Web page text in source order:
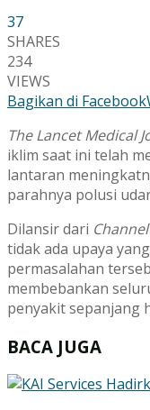
37
SHARES
234
VIEWS
Bagikan di Facebook
The Lancet Medical
iklim saat ini telah
lantaran
parahnya polusi
Dilansir dari
tidak ada upaya
permasalahan
membebankan
penyakit sepanjang
BACA JUGA